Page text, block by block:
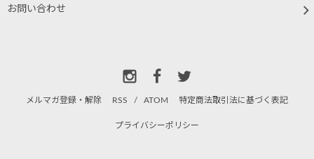
お問い合わせ
メルマガ登録・解除 RSS / ATOM 特定商法取引法に基づく表記
プライバシーポリシー